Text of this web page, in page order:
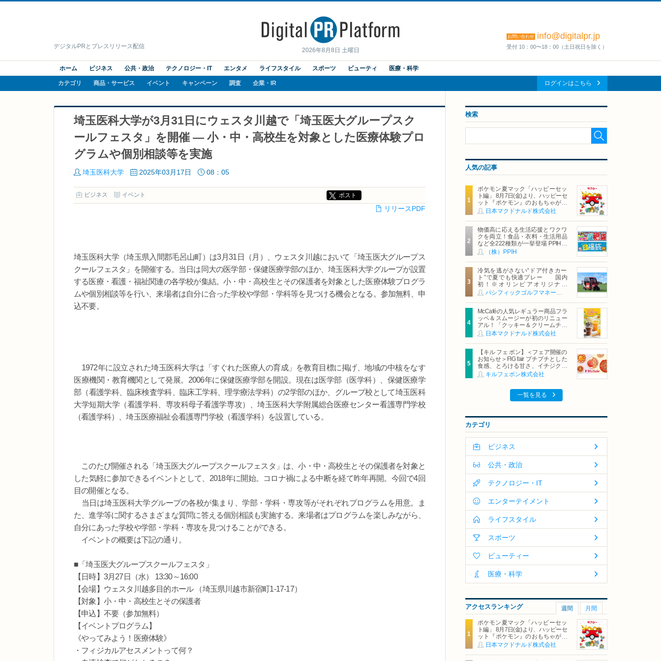
2026年8月8日 土曜日
デジタルPRとプレスリリース配信
お問い合わせ info@digitalpr.jp
受付 10：00〜18：00（土日祝日を除く）
ホーム ビジネス 公共・政治 テクノロジー・IT エンタメ ライフスタイル スポーツ ビューティ 医療・科学
カテゴリ 商品・サービス イベント キャンペーン 調査 企業・IR ログインはこちら
埼玉医科大学が3月31日にウェスタ川越で「埼玉医大グループスク
ールフェスタ」を開催 ― 小・中・高校生を対象とした医療体験プロ
グラムや個別相談等を実施
埼玉医科大学 2025年03月17日 08：05
ビジネス イベント ポスト
リリースPDF
埼玉医科大学（埼玉県入間郡毛呂山町）は3月31日（月）、ウェスタ川越において「埼玉医大グループス
クールフェスタ」を開催する。当日は同大の医学部・保健医療学部のほか、埼玉医科大学グループが設置
する医療・看護・福祉関連の各学校が集結。小・中・高校生とその保護者を対象とした医療体験プログラ
ムや個別相談等を行い、来場者は自分に合った学校や学部・学科等を見つける機会となる。参加無料、申
込不要。
1972年に設立された埼玉医科大学は「すぐれた医療人の育成」を教育目標に掲げ、地域の中核をなす
医療機関・教育機関として発展。2006年に保健医療学部を開設。現在は医学部（医学科）、保健医療学
部（看護学科、臨床検査学科、臨床工学科、理学療法学科）の2学部のほか、グループ校として埼玉医科
大学短期大学（看護学科、専攻科母子看護学専攻）、埼玉医科大学附属総合医療センター看護専門学校
（看護学科）、埼玉医療福祉会看護専門学校（看護学科）を設置している。
このたび開催される「埼玉医大グループスクールフェスタ」は、小・中・高校生とその保護者を対象と
した気軽に参加できるイベントとして、2018年に開始。コロナ禍による中断を経て昨年再開。今回で4回
目の開催となる。
当日は埼玉医科大学グループの各校が集まり、学部・学科・専攻等がそれぞれプログラムを用意。ま
た、進学等に関するさまざまな質問に答える個別相談も実施する。来場者はプログラムを楽しみながら、
自分にあった学校や学部・学科・専攻を見つけることができる。
イベントの概要は下記の通り。
■「埼玉医大グループスクールフェスタ」
【日時】3月27日（水） 13:30～16:00
【会場】ウェスタ川越多目的ホール （埼玉県川越市新宿町1-17-17）
【対象】小・中・高校生とその保護者
【申込】不要（参加無料）
【イベントプログラム】
《やってみよう！医療体験》
・フィジカルアセスメントって何？
検索
人気の記事
ポケモン夏マック「ハッピーセッ
ト編」 8月7日(金)より、ハッピーセ
ット『ポケモン』のおもちゃが期
間限定登場
日本マクドナルド株式会社
物価高に応える生活応援とワクワ
クを両立！食品・衣料・生活用品
など全222種類が一挙登場 PPIHグ
ループ「夏福袋」＆セール 8月6日
(木)より順次スタート
（株）PPIH
冷気を逃がさない“ドア付きカー
ト”で夏でも快適プレー 国内
初！※オリンピアオリジナル
「AirCon Cart（エアコンカー
ト）」導入 | ＰＧＭ
McCaféの人気レギュラー商品フラ
ッペ＆スムージーが初のリニュー
アル！「クッキー＆クリームチョ
コフラッペ」「マンゴースムージ
ー」8月5日（水）から販売開始
日本マクドナルド株式会社
【キル フェ ボン】＜フェア開催の
お知らせ＞FIG fair プチプチとした
食感、とろける甘さ、イチジクの
魅力をたっぷりと。新作を含め、
イチジク尽くしの全4種が登場8月
キルフェボン株式会社
一覧を見る
カテゴリ
ビジネス
公共・政治
テクノロジー・IT
エンターテイメント
ライフスタイル
スポーツ
ビューティー
医療・科学
アクセスランキング 週間 月間
ポケモン夏マック「ハッピーセッ
ト編」 8月7日(金)より、ハッピーセ
ット『ポケモン』のおもちゃが期
間限定登場
日本マクドナルド株式会社